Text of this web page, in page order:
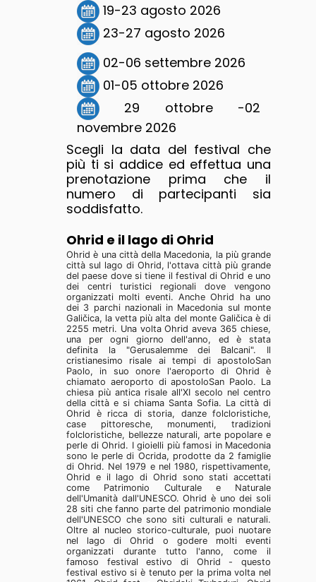
19-23 agosto 2026
23-27 agosto 2026
02-06 settembre 2026
01-05 ottobre 2026
29 ottobre -02
novembre 2026
Scegli la data del festival che
più ti si addice ed effettua una
prenotazione prima che il
numero di partecipanti sia
soddisfatto.
Ohrid e il lago di Ohrid
Ohrid è una città della Macedonia, la più grande
città sul lago di Ohrid, l'ottava città più grande
del paese dove si tiene il festival di Ohrid e uno
dei centri turistici regionali dove vengono
organizzati molti eventi. Anche Ohrid ha uno
dei 3 parchi nazionali in Macedonia sul monte
Galičica, la vetta più alta del monte Galičica è di
2255 metri. Una volta Ohrid aveva 365 chiese,
una per ogni giorno dell'anno, ed è stata
definita la "Gerusalemme dei Balcani". Il
cristianesimo risale ai tempi di apostoloSan
Paolo, in suo onore l'aeroporto di Ohrid è
chiamato aeroporto di apostoloSan Paolo. La
chiesa più antica risale all'XI secolo nel centro
della città e si chiama Santa Sofia. La città di
Ohrid è ricca di storia, danze folcloristiche,
case pittoresche, monumenti, tradizioni
folcloristiche, bellezze naturali, arte popolare e
perle di Ohrid. I gioielli più famosi in Macedonia
sono le perle di Ocrida, prodotte da 2 famiglie
di Ohrid. Nel 1979 e nel 1980, rispettivamente,
Ohrid e il lago di Ohrid sono stati accettati
come Patrimonio Culturale e Naturale
dell'Umanità dall'UNESCO. Ohrid è uno dei soli
28 siti che fanno parte del patrimonio mondiale
dell'UNESCO che sono siti culturali e naturali.
Oltre al nucleo storico-culturale, puoi nuotare
nel lago di Ohrid o godere molti eventi
organizzati durante tutto l'anno, come il
famoso festival estivo di Ohrid - questo
festival estivo si è tenuto per la prima volta nel